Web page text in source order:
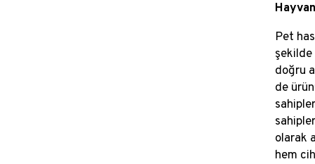
Pet
şekilde
doğru
de
olarak
hem